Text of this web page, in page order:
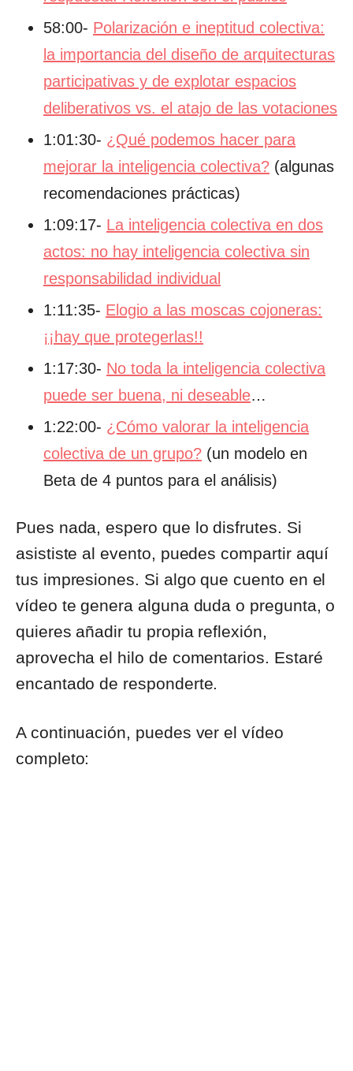
58:00- Polarización e ineptitud colectiva:
la importancia del diseño de arquitecturas
participativas y de explotar espacios
deliberativos vs. el atajo de las votaciones
1:01:30- ¿Qué podemos hacer para
mejorar la inteligencia colectiva? (algunas
recomendaciones prácticas)
1:09:17- La inteligencia colectiva en dos
actos: no hay inteligencia colectiva sin
responsabilidad individual
1:11:35- Elogio a las moscas cojoneras:
¡¡hay que protegerlas!!
1:17:30- No toda la inteligencia colectiva
puede ser buena, ni deseable…
1:22:00- ¿Cómo valorar la inteligencia
colectiva de un grupo? (un modelo en
Beta de 4 puntos para el análisis)
Pues nada, espero que lo disfrutes. Si
asististe al evento, puedes compartir aquí
tus impresiones. Si algo que cuento en el
vídeo te genera alguna duda o pregunta, o
quieres añadir tu propia reflexión,
aprovecha el hilo de comentarios. Estaré
encantado de responderte.
A continuación, puedes ver el vídeo
completo: